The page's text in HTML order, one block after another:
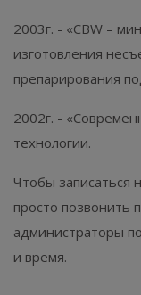
2003г. - «CBW –
изготовления
препарирования
2002г. -
технологии.
Чтобы записаться
просто позвонить
администраторы
и время.